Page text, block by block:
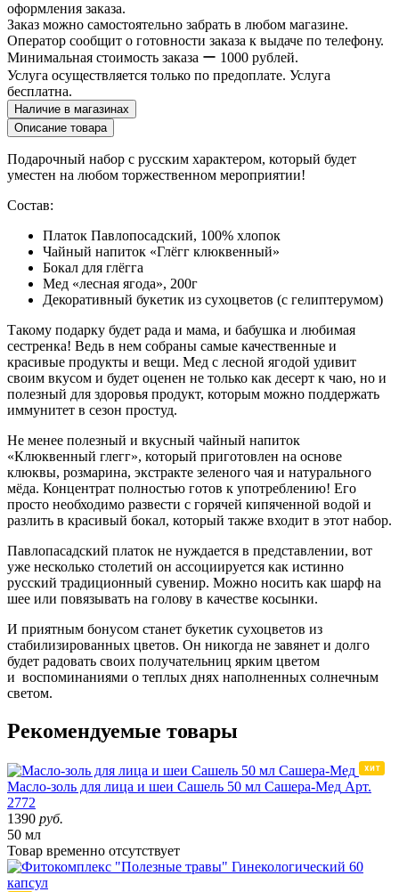
оформления заказа.
Заказ можно самостоятельно забрать в любом магазине.
Оператор сообщит о готовности заказа к выдаче по телефону.
Минимальная стоимость заказа ー 1000 рублей.
Услуга осуществляется только по предоплате. Услуга
бесплатна.
Наличие в магазинах
Описание товара
Подарочный набор с русским характером, который будет
уместен на любом торжественном мероприятии!
Состав:
Платок Павлопосадский, 100% хлопок
Чайный напиток «Глёгг клюквенный»
Бокал для глёгга
Мед «лесная ягода», 200г
Декоративный букетик из сухоцветов (с гелиптерумом)
Такому подарку будет рада и мама, и бабушка и любимая
сестренка! Ведь в нем собраны самые качественные и
красивые продукты и вещи. Мед с лесной ягодой удивит
своим вкусом и будет оценен не только как десерт к чаю, но и
полезный для здоровья продукт, которым можно поддержать
иммунитет в сезон простуд.
Не менее полезный и вкусный чайный напиток
«Клюквенный глегг», который приготовлен на основе
клюквы, розмарина, экстракте зеленого чая и натурального
мёда. Концентрат полностью готов к употреблению! Его
просто необходимо развести с горячей кипяченной водой и
разлить в красивый бокал, который также входит в этот набор.
Павлопасадский платок не нуждается в представлении, вот
уже несколько столетий он ассоциируется как истинно
русский традиционный сувенир. Можно носить как шарф на
шее или повязывать на голову в качестве косынки.
И приятным бонусом станет букетик сухоцветов из
стабилизированных цветов. Он никогда не завянет и долго
будет радовать своих получательниц ярким цветом
и воспоминаниями о теплых днях наполненных солнечным
светом.
Рекомендуемые товары
Масло-золь для лица и шеи Сашель 50 мл Сашера-Мед Арт.
2772
1390 руб.
50 мл
Товар временно отсутствует